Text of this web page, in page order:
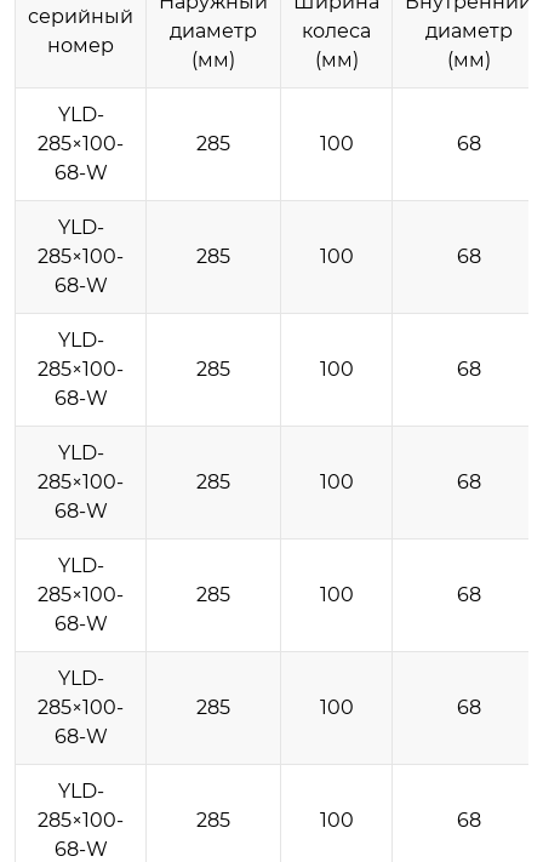
серийный
номер
диаметр
(мм)
колеса
(мм)
диаметр
(мм)
YLD-
285×100-
68-W
285 100 68
YLD-
285×100-
68-W
285 100 68
YLD-
285×100-
68-W
285 100 68
YLD-
285×100-
68-W
285 100 68
YLD-
285×100-
68-W
285 100 68
YLD-
285×100-
68-W
285 100 68
YLD-
285×100-
68-W
285 100 68